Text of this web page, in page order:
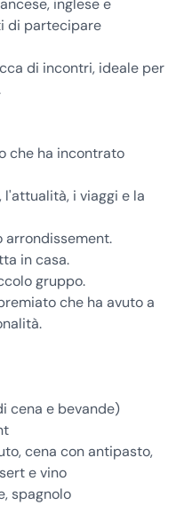
inglese e
di partecipare
di incontri, ideale per
che ha incontrato
l'attualità, i viaggi e la
arrondissement.
in casa.
gruppo.
che ha avuto a
cena e bevande)
cena con antipasto,
e vino
spagnolo